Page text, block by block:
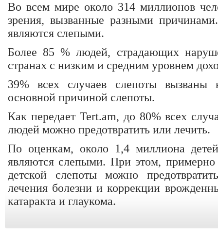
Во всем мире около 314 миллионов
зрения, вызванные разными
являются слепыми.
Более 85 % людей, страдающих
странах с низким и средним уровнем
39% всех случаев слепоты вызваны
основной причиной слепоты.
Как передает Tert.am, до 80% всех
людей можно предотвратить или лечить.
По оценкам, около 1,4 миллиона
являются слепыми. При этом, примерно
детской слепоты можно
лечения болезни и коррекции
катаракта и глаукома.